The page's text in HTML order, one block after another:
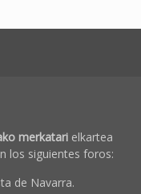
merkatarielkartea
los siguientes foros:
de Navarra.